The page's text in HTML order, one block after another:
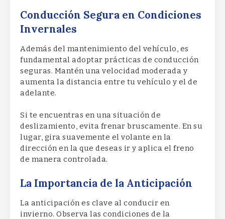
Conducción Segura en Condiciones
Invernales
Además del mantenimiento del vehículo, es
fundamental adoptar prácticas de conducción
seguras. Mantén una velocidad moderada y
aumenta la distancia entre tu vehículo y el de
adelante.
Si te encuentras en una situación de
deslizamiento, evita frenar bruscamente. En su
lugar, gira suavemente el volante en la
dirección en la que deseas ir y aplica el freno
de manera controlada.
La Importancia de la Anticipación
La anticipación es clave al conducir en
invierno. Observa las condiciones de la